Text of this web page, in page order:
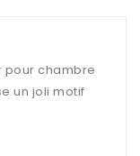
pour chambre
un joli motif